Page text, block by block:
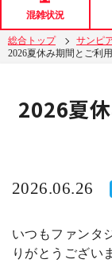
混雑状況
総合トップ サンピ
2026夏休み期間とご利
2026夏
2026.06.26
いつもファンタ
りがとうござい